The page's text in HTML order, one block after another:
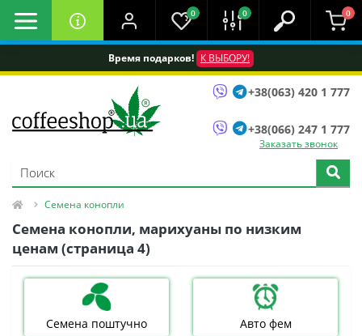
Время подарков! К ВЫБОРУ!
0 0 0
+38(063) 420 1 777
+38(066) 247 1 777
Заказать звонок
Семена конопли
Семена конопли, марихуаны по низким
ценам (страница 4)
Семена поштучно Авто фем